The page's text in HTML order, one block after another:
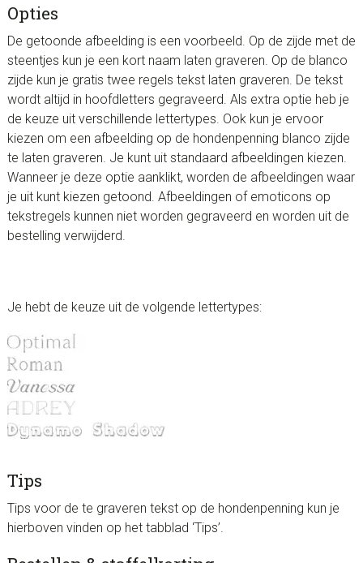
Opties
De getoonde afbeelding is een voorbeeld. Op de zijde met de
steentjes kun je een kort naam laten graveren. Op de blanco
zijde kun je gratis twee regels tekst laten graveren. De tekst
wordt altijd in hoofdletters gegraveerd. Als extra optie heb je
de keuze uit verschillende lettertypes. Ook kun je ervoor
kiezen om een afbeelding op de hondenpenning blanco zijde
te laten graveren. Je kunt uit standaard afbeeldingen kiezen.
Wanneer je deze optie aanklikt, worden de afbeeldingen waar
je uit kunt kiezen getoond. Afbeeldingen of emoticons op
tekstregels kunnen niet worden gegraveerd en worden uit de
bestelling verwijderd.
Je hebt de keuze uit de volgende lettertypes:
Tips
Tips voor de te graveren tekst op de hondenpenning kun je
hierboven vinden op het tabblad ‘Tips’.